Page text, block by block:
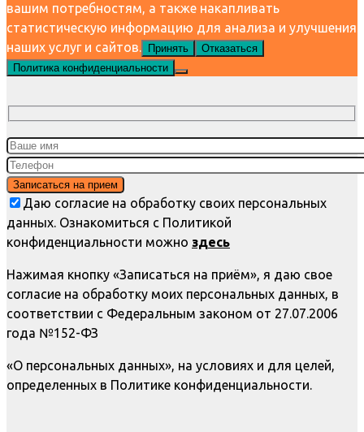
вашим потребностям, а также накапливать
статистическую информацию для анализа и улучшения
наших услуг и сайтов.
Принять
Отказаться
Политика конфиденциальности
Даю согласие на обработку своих персональных
данных. Ознакомиться с Политикой
конфиденциальности можно здесь
Нажимая кнопку «Записаться на приём», я даю свое
согласие на обработку моих персональных данных, в
соответствии с Федеральным законом от 27.07.2006
года №152-ФЗ
«О персональных данных», на условиях и для целей,
определенных в Политике конфиденциальности.